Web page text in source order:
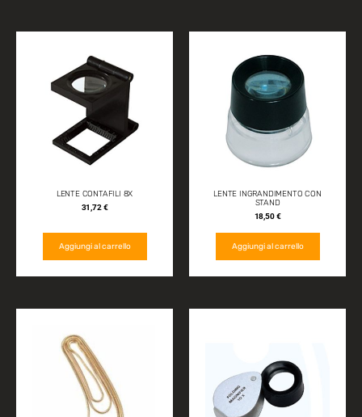
LENTE CONTAFILI 8X
31,72 €
Aggiungi al carrello
LENTE INGRANDIMENTO CON
STAND
18,50€
Aggiungi al carrello